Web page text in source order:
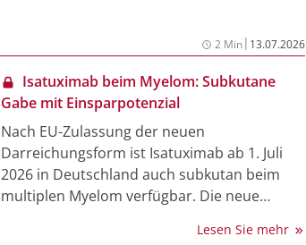
Inhibitor wird zur Behandlung der cGvHD bei
Erwachsenen und Kindern ab 12 Jahren mit
einem Körpergewicht von mindestens 40 kg
angewendet, wenn andere Therapieoptionen
nur begrenzten Nutzen bieten, nicht
geeignet oder ausgeschöpft sind. Auf einem
internationale Expertentreffen unter der
Leitung von Prof. Mohamad Mohty, Paris,
und Prof. Robert Zeiser, Freiburg, wurde
2 Min| 13.07.2026
Isatuximab beim Myelom: Subkutane
Gabe mit Einsparpotenzial
Nach EU-Zulassung der neuen
Darreichungsform ist Isatuximab ab 1. Juli
2026 in Deutschland auch subkutan beim
multiplen Myelom verfügbar. Die neue
intravenösen Indikationen. Daten aus
Lesen Sie mehr